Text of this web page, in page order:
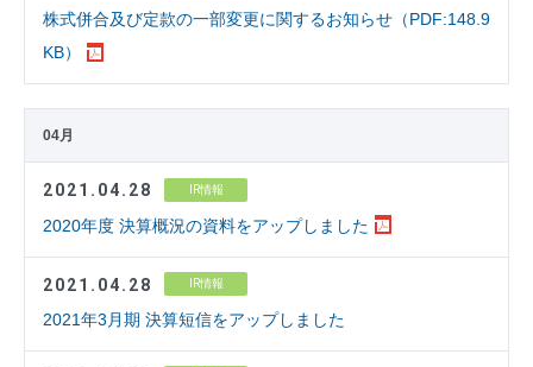
株式併合及び定款の一部変更に関するお知らせ（PDF:148.9
KB）
04月
2021.04.28 IR情報
2020年度 決算概況の資料をアップしました
2021.04.28 IR情報
2021年3月期 決算短信をアップしました